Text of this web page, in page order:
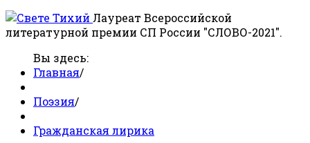
Лауреат Всероссийской
литературной премии СП России "СЛОВО-2021".
Вы здесь:
Главная/
Поэзия/
Гражданская лирика